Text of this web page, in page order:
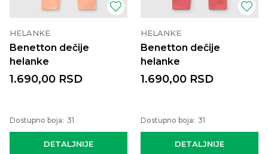
HELANKE
Benetton dečije
helanke
DETALJNIJE
1.690,00 RSD
Dostupno boja: 31
HELANKE
Benetton dečije
helanke
DETALJNIJE
1.690,00 RSD
Dostupno boja: 31